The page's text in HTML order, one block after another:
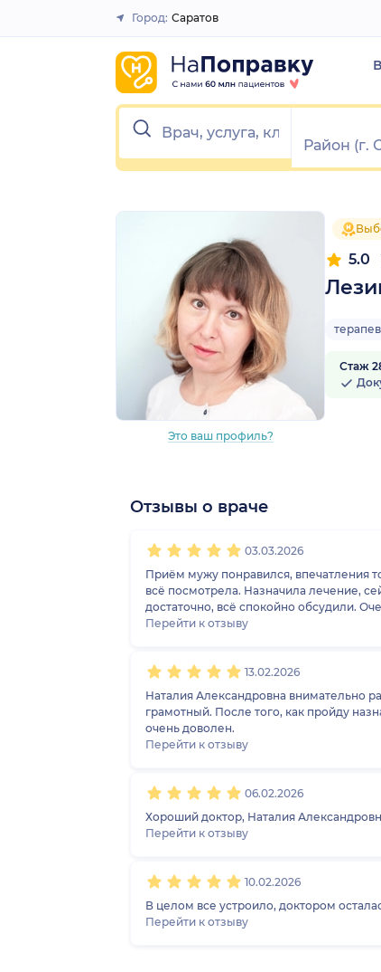
Закрыть
Город: Саратов
Это ваш профиль?
5.0
Стаж
Отзывы о враче
03.03.2026
Приём мужу понравился, впечатления
всё посмотрела. Назначила лечение,
достаточно, всё спокойно обсудили.
Перейти к отзыву
13.02.2026
Наталия Александровна внимательно
грамотный. После того, как пройду
очень доволен.
Перейти к отзыву
06.02.2026
Хороший доктор, Наталия
Перейти к отзыву
10.02.2026
В целом все устроило, доктором
Перейти к отзыву